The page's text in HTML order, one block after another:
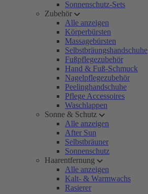
Sonnenschutz-Sets
Zubehör
Alle anzeigen
Körperbürsten
Massagebürsten
Selbstbräungshandschuhe
Fußpflegezubehör
Hand & Fuß-Schmuck
Nagelpflegezubehör
Peelinghandschuhe
Pflege Accessoires
Waschlappen
Sonne & Schutz
Alle anzeigen
After Sun
Selbstbräuner
Sonnenschutz
Haarentfernung
Alle anzeigen
Kalt- & Warmwachs
Rasierer